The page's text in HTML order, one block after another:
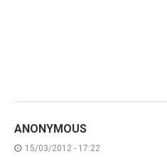
ANONYMOUS
15/03/2012 - 17:22